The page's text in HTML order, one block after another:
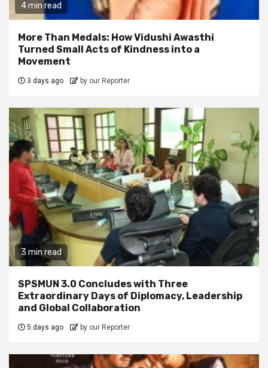
4 min read
More Than Medals: How Vidushi Awasthi
Turned Small Acts of Kindness into a
Movement
3 days ago by our Reporter
3 min read
SPSMUN 3.0 Concludes with Three
Extraordinary Days of Diplomacy, Leadership
and Global Collaboration
5 days ago by our Reporter